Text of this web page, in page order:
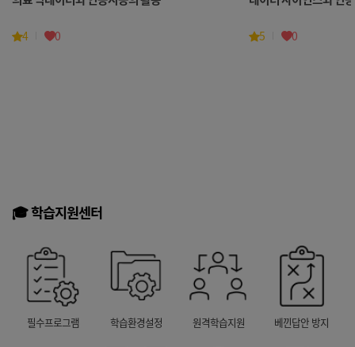
4 0 5 0
🎓 학습지원센터
필수프로그램 학습환경설정 원격학습지원 베낀답안 방지